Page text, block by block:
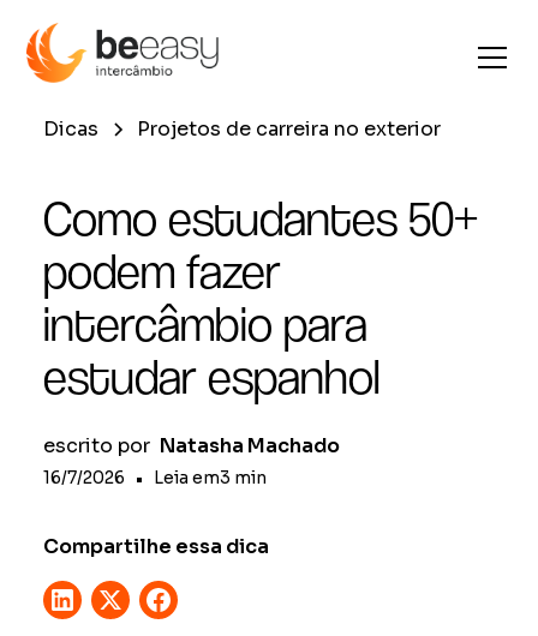
Dicas Projetos de carreira no exterior
Como estudantes 50+
podem fazer
intercâmbio para
estudar espanhol
escrito por Natasha Machado
16/7/2026 • Leia em3 min
Compartilhe essa dica